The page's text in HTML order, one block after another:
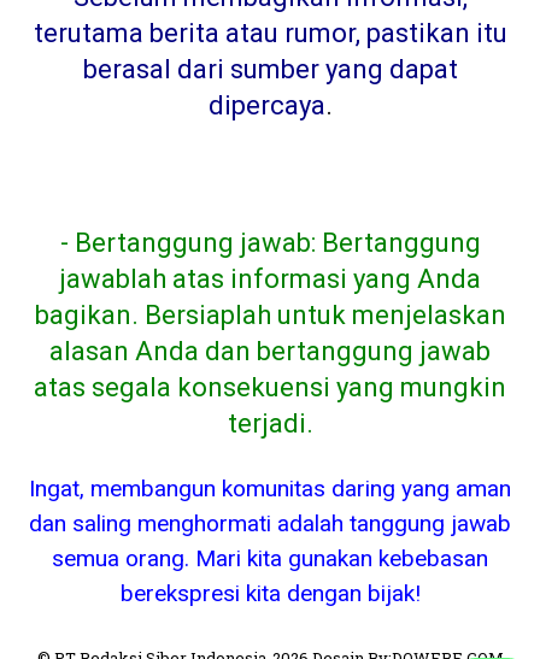
terutama berita atau rumor, pastikan itu
berasal dari sumber yang dapat
dipercaya.
- Bertanggung jawab: Bertanggung
jawablah atas informasi yang Anda
bagikan. Bersiaplah untuk menjelaskan
alasan Anda dan bertanggung jawab
atas segala konsekuensi yang mungkin
terjadi.
Ingat, membangun komunitas daring yang aman
dan saling menghormati adalah tanggung jawab
semua orang. Mari kita gunakan kebebasan
berekspresi kita dengan bijak!